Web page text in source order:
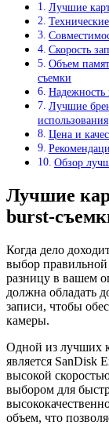
Лучшие
Скорость
Объем
съемки
Надежность
Лучшие
использования
Цена и
Обзор
Лучшие
burst-
Когда дело
выбор правильной
разницу в вашем
должна обладать
записи, чтобы
камеры.
Одной из лучших
является SanDisk
высокой
выбором для
объем, что